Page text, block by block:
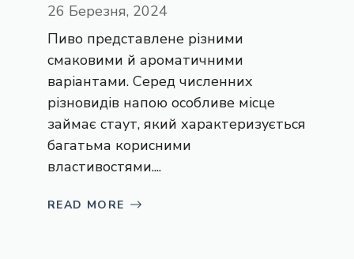
26 Березня, 2024
Пиво представлене різними
смаковими й ароматичними
варіантами. Серед численних
різновидів напою особливе місце
займає стаут, який характеризується
багатьма корисними
властивостями....
READ MORE